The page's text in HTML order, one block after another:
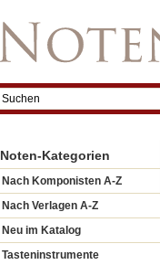
Noten-Kategorien
Nach Komponisten A-Z
Nach Verlagen A-Z
Neu im Katalog
Tasteninstrumente